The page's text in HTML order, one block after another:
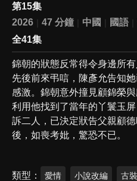
第15集
2026
47 分鐘 中國 國語
全41集
錦朝的狀態反常得令身邊所
先後前來弔唁，陳彥允告知
感激。錦朝意外撞見顧錦榮
利用他找到了當年的丫鬟玉
訴二人，已決定狀告父親顧
後，如喪考妣，驚恐不已。
類型 愛情 小說改編 古裝